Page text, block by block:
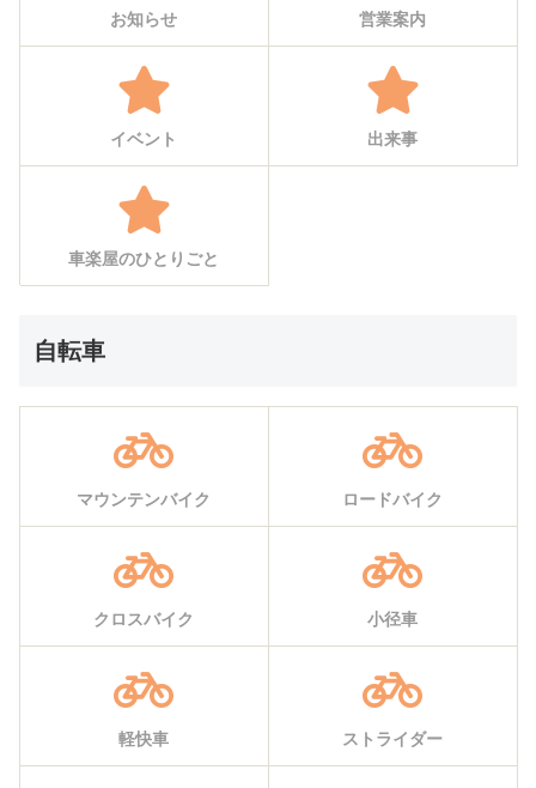
お知らせ 営業案内
イベント 出来事
車楽屋のひとりごと
自転車
マウンテンバイク ロードバイク
クロスバイク 小径車
軽快車 ストライダー